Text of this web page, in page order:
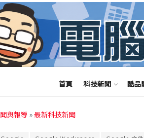
首頁 科技新聞 酷品
與報導 »最新科技新聞